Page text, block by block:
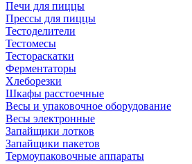
Печи для пиццы
Прессы для пиццы
Тестоделители
Тестомесы
Тестораскатки
Ферментаторы
Хлеборезки
Шкафы расстоечные
Весы и упаковочное оборудование
Весы электронные
Запайщики лотков
Запайщики пакетов
Термоупаковочные аппараты